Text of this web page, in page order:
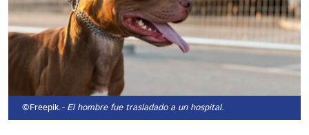
©Freepik.- El hombre fue trasladado a un hospital.